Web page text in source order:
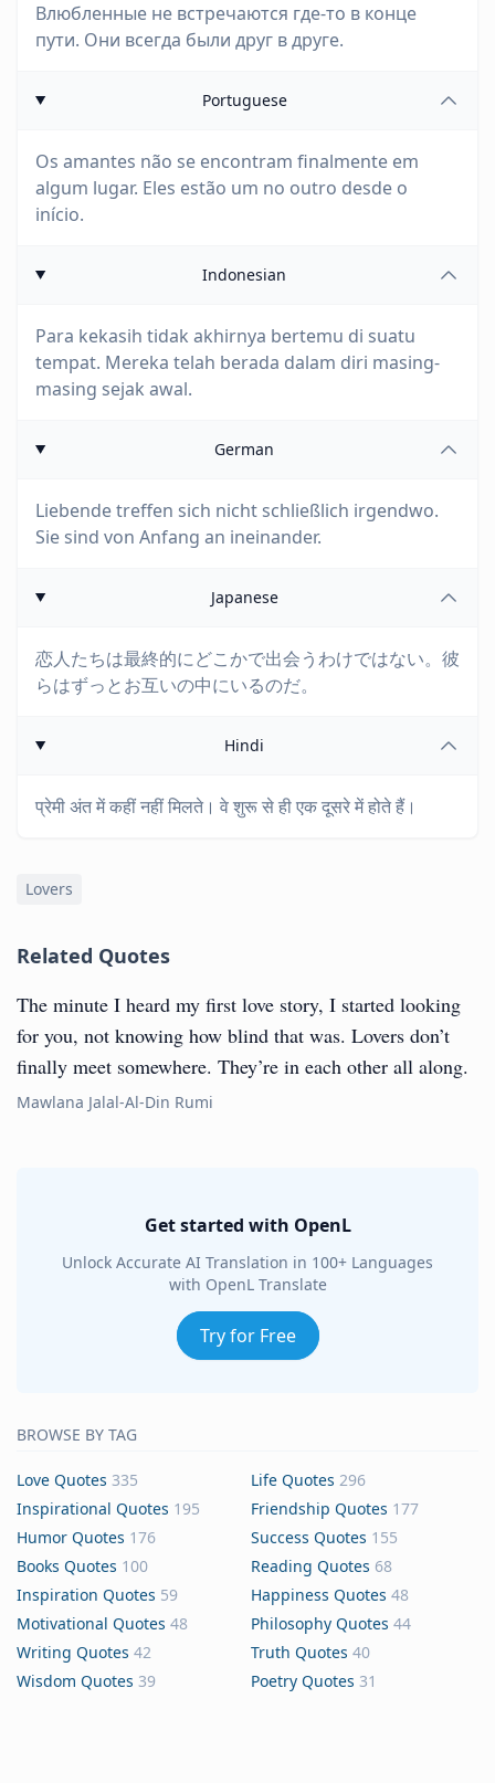
Влюбленные не встречаются где-то в конце
пути. Они всегда были друг в друге.
Portuguese
Os amantes não se encontram finalmente em
algum lugar. Eles estão um no outro desde o
início.
Indonesian
Para kekasih tidak akhirnya bertemu di suatu
tempat. Mereka telah berada dalam diri masing-
masing sejak awal.
German
Liebende treffen sich nicht schließlich irgendwo.
Sie sind von Anfang an ineinander.
Japanese
恋人たちは最終的にどこかで出会うわけではない。彼
らはずっとお互いの中にいるのだ。
Hindi
प्रेमी अंत में कहीं नहीं मिलते। वे शुरू से ही एक दूसरे में होते हैं।
Lovers
Related Quotes
The minute I heard my first love story, I started looking
for you, not knowing how blind that was. Lovers don’t
finally meet somewhere. They’re in each other all along.
Mawlana Jalal-Al-Din Rumi
Get started with OpenL
Unlock Accurate AI Translation in 100+ Languages
with OpenL Translate
Try for Free
BROWSE BY TAG
Love Quotes 335 Life Quotes 296
Inspirational Quotes 195 Friendship Quotes 177
Humor Quotes 176 Success Quotes 155
Books Quotes 100 Reading Quotes 68
Inspiration Quotes 59 Happiness Quotes 48
Motivational Quotes 48 Philosophy Quotes 44
Writing Quotes 42 Truth Quotes 40
Wisdom Quotes 39 Poetry Quotes 31